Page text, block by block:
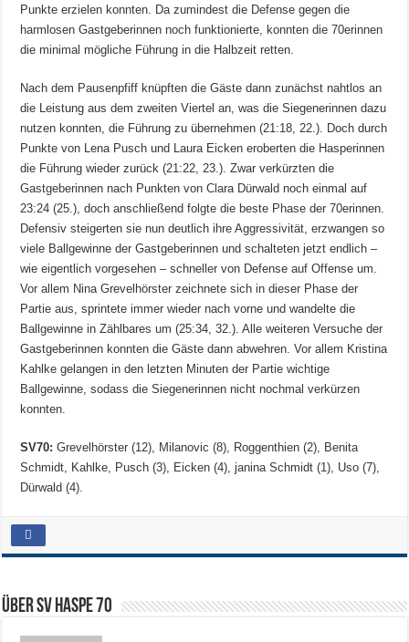
Punkte erzielen konnten. Da zumindest die Defense gegen die
harmlosen Gastgeberinnen noch funktionierte, konnten die 70erinnen
die minimal mögliche Führung in die Halbzeit retten.
Nach dem Pausenpfiff knüpften die Gäste dann zunächst nahtlos an
die Leistung aus dem zweiten Viertel an, was die Siegenerinnen dazu
nutzen konnten, die Führung zu übernehmen (21:18, 22.). Doch durch
Punkte von Lena Pusch und Laura Eicken eroberten die Hasperinnen
die Führung wieder zurück (21:22, 23.). Zwar verkürzten die
Gastgeberinnen nach Punkten von Clara Dürwald noch einmal auf
23:24 (25.), doch anschließend folgte die beste Phase der 70erinnen.
Defensiv steigerten sie nun deutlich ihre Aggressivität, erzwangen so
viele Ballgewinne der Gastgeberinnen und schalteten jetzt endlich –
wie eigentlich vorgesehen – schneller von Defense auf Offense um.
Vor allem Nina Grevelhörster zeichnete sich in dieser Phase der
Partie aus, sprintete immer wieder nach vorne und wandelte die
Ballgewinne in Zählbares um (25:34, 32.). Alle weiteren Versuche der
Gastgeberinnen konnten die Gäste dann abwehren. Vor allem Kristina
Kahlke gelangen in den letzten Minuten der Partie wichtige
Ballgewinne, sodass die Siegenerinnen nicht nochmal verkürzen
konnten.
SV70:Grevelhörster (12), Milanovic (8), Roggenthien (2), Benita
Schmidt, Kahlke, Pusch (3), Eicken (4), janina Schmidt (1), Uso (7),
Dürwald (4).
Über SV HASPE 70